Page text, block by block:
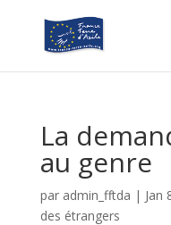
La
au genre
par admin_fftda | Jan
des étrangers